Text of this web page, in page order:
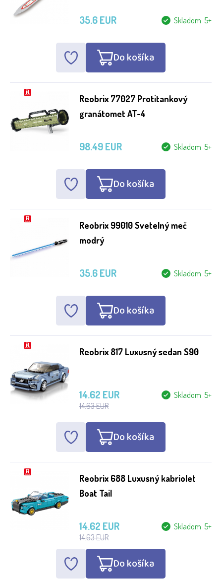
Skladom 5+
35.6 EUR
Do košíka
Reobrix 77027 Protitankový
granátomet AT-4
Skladom 5+
98.49 EUR
Do košíka
Reobrix 99010 Svetelný meč
modrý
Skladom 5+
35.6 EUR
Do košíka
Reobrix 817 Luxusný sedan S90
Skladom 5+
14.62 EUR
14.63 EUR
Do košíka
Reobrix 688 Luxusný kabriolet
Boat Tail
Skladom 5+
14.62 EUR
14.63 EUR
Do košíka